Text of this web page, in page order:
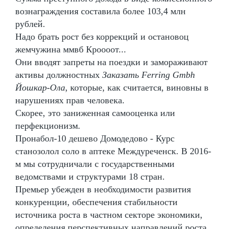
вознаграждения составила более 103,4 млн
рублей.
Надо брать рост без коррекций и остановоц
жемчужина ммвб Кроооот...
Они вводят запреты на поездки и замораживают
активы должностных Заказать Ferring Gmbh
Йошкар-Ола, которые, как считается, виновны в
нарушениях прав человека.
Скорее, это заниженная самооценка или
перфекционизм.
Пронабол-10 дешево Домодедово - Курс
станозолол соло в аптеке Междуреченск. В 2016-
м мы сотрудничали с государственными
ведомствами и структурами 18 стран.
Премьер убежден в необходимости развития
конкуренции, обеспечения стабильности
источника роста в частном секторе экономики,